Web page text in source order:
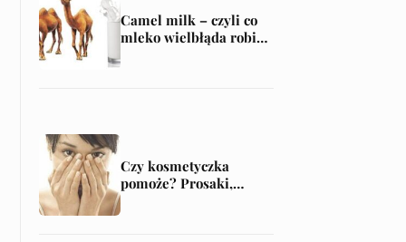
Camel milk – czyli co
mleko wielbłąda robi
Czy kosmetyczka
pomoże? Prosaki,